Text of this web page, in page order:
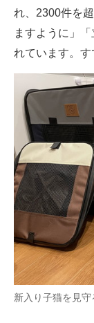
進化するPCと
好きが集まる
ビジネスと働
AI活用のいまが
企業ITのトレン
経営リーダー
マーケ×ITの今
ITエンジニア
企業向けIT製
れ、2300件を
ますように」
れています。す
新入り子猫を見守